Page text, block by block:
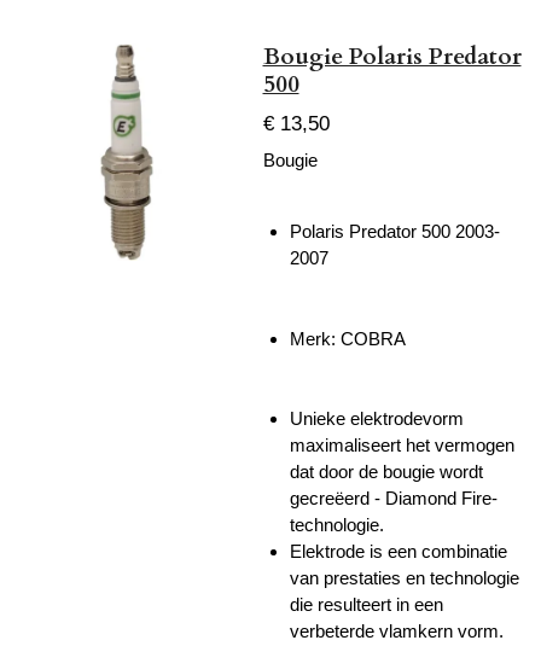
Bougie Polaris Predator
500
€ 13,50
Bougie
Polaris Predator 500 2003-
2007
Merk: COBRA
Unieke elektrodevorm
maximaliseert het vermogen
dat door de bougie wordt
gecreëerd - Diamond Fire-
technologie.
Elektrode is een combinatie
van prestaties en technologie
die resulteert in een
verbeterde vlamkern vorm.